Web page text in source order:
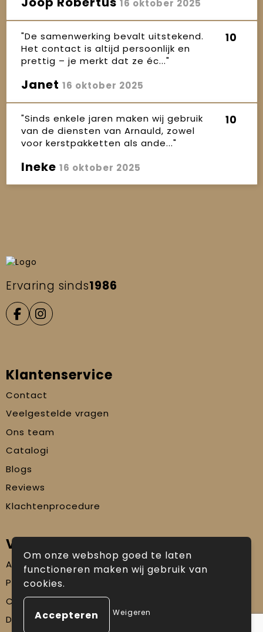
16 oktober 2025
"De samenwerking bevalt uitstekend.
Het contact is altijd persoonlijk en
prettig – je merkt dat ze éc..."
10
Janet 16 oktober 2025
"Sinds enkele jaren maken wij gebruik
van de diensten van Arnauld, zowel
voor kerstpakketten als ande..."
10
Ineke 16 oktober 2025
Ervaring sinds1986
Klantenservice
Contact
Veelgestelde vragen
Ons team
Catalogi
Blogs
Reviews
Klachtenprocedure
Veilig winkelen
Algemene voorwaarden
Privacyverklaring
Cookiebeleid
Disclaimer
Om onze webshop goed te laten
functioneren maken wij gebruik van
cookies.
Weigeren